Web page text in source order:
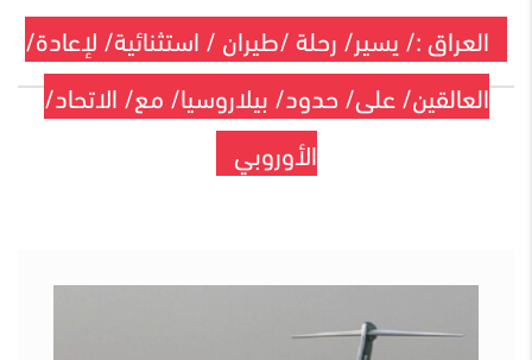
العراق :/ يسير/ رحلة /طيران / استثنائية/ لإعادة/
العالقين/ على/ حدود/ بيلاروسيا/ مع/ الاتحاد/
الأوروبي